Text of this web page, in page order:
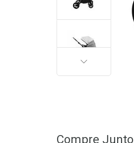
PRÓXIMA
Compre Junto